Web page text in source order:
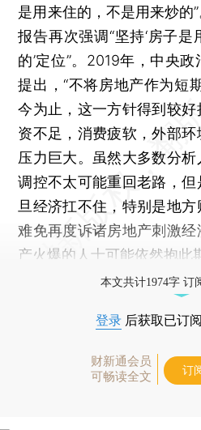
是用来住的，不是用来炒的
报告再次强调“坚持‘房子
的’定位”。2019年，中央
提出，“不将房地产作为短
今为止，这一方针得到较
资不足，消费疲软，外部
压力巨大。虽然大多数分
调控不太可能重回老路，
旦经济扛不住，特别是地
难免再度诉诸房地产刺激
产火爆的人士可能依然抱此
本文共计1974字 订
登录 后获取已订
财新通会员
可畅读全文
订